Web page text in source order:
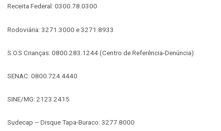
Receita Federal: 0300.78.0300
Rodoviária: 3271.3000 e 3271.8933
S.O.S Crianças: 0800.283.1244 (Centro de Referência-Denúncia)
SENAC: 0800.724.4440
SINE/MG: 2123.2415
Sudecap – Disque Tapa-Buraco: 3277.8000